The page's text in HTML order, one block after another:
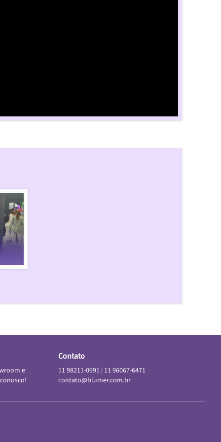
e
Contato
11 98211-0991 | 11 96067-6471
contato@blumer.com.br